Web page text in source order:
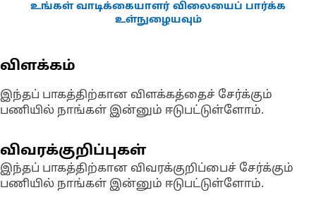
உங்கள் வாடிக்கையாளர் விலையைப் பார்க்க
உள்நுழையவும்
விளக்கம்
இந்தப் பாகத்திற்கான விளக்கத்தைச் சேர்க்கும்
பணியில் நாங்கள் இன்னும் ஈடுபட்டுள்ளோம்.
விவரக்குறிப்புகள்
இந்தப் பாகத்திற்கான விவரக்குறிப்பைச் சேர்க்கும்
பணியில் நாங்கள் இன்னும் ஈடுபட்டுள்ளோம்.